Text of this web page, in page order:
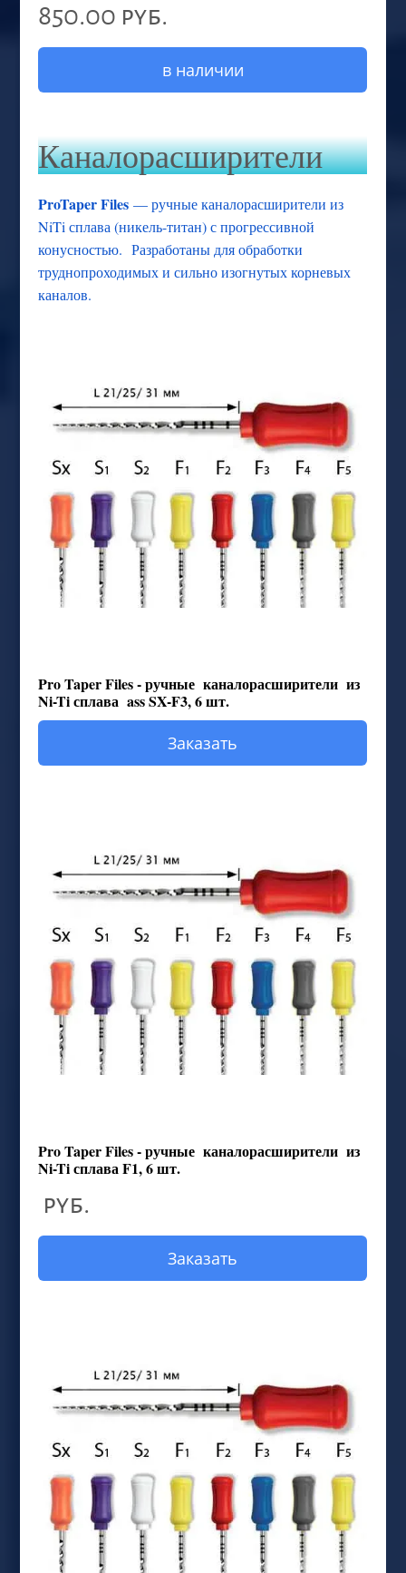
850.00 руб.
в наличии
Каналорасширители
ProTaper Files — ручные каналорасширители из
NiTi сплава (никель-титан) с прогрессивной
конусностью. Разработаны для обработки
труднопроходимых и сильно изогнутых корневых
каналов.
Pro Taper Files - ручные каналорасширители из
Ni-Ti сплава ass SX-F3, 6 шт.
Заказать
Pro Taper Files - ручные каналорасширители из
Ni-Ti сплава F1, 6 шт.
руб.
Заказать